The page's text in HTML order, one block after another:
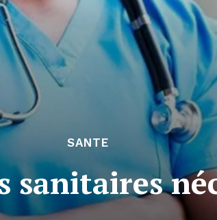
SANTE
sanitaires